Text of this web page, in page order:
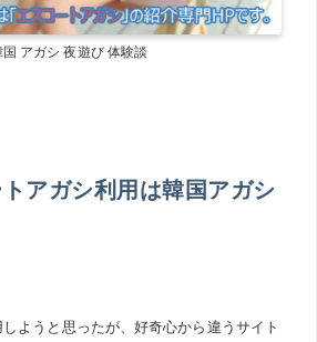
国 アガシ 夜遊び 体験談
アガシ利用は韓国アガシ
ようと思ったが、好奇心から違うサイト